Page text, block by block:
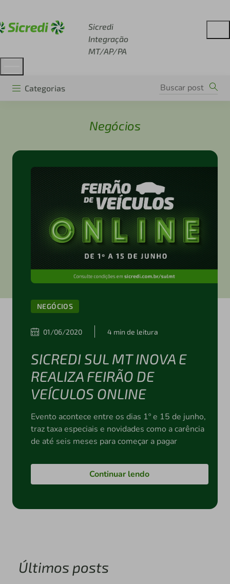
Sicredi
Integração
MT/AP/PA
Categorias
Negócios
NEGÓCIOS
01/06/2020 4 min de leitura
SICREDI SUL MT INOVA E
REALIZA FEIRÃO DE
VEÍCULOS ONLINE
Evento acontece entre os dias 1º e 15 de junho,
traz taxa especiais e novidades como a carência
de até seis meses para começar a pagar
Continuar lendo
Últimos posts